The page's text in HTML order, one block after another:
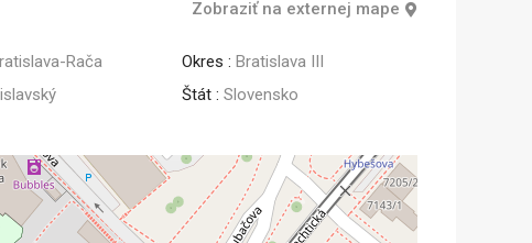
Zobraziť na externej mape
Rača
Okres : Bratislava III
Štát : Slovensko